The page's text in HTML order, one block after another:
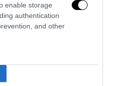
enable storage
authentication
and other
2026